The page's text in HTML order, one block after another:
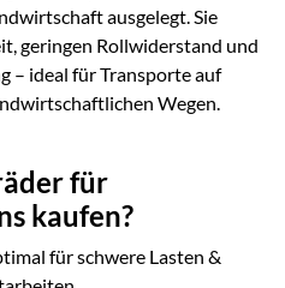
ausgelegt. Sie
geringen Rollwiderstand und
– ideal für Transporte auf
Wegen.
für
kaufen?
für schwere Lasten &